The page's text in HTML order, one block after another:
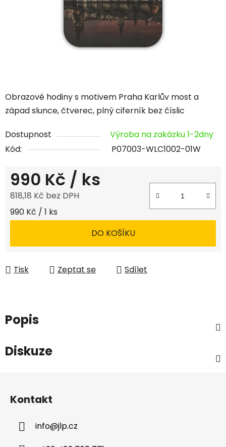
Obrazové hodiny s motivem Praha Karlův most a
západ slunce, čtverec, plný ciferník bez číslic
Dostupnost
Výroba na zakázku 1-2dny
Kód:
P07003-WLC1002-01W
990 Kč / ks
818,18 Kč bez DPH
Měrná cena:
990 Kč / 1 ks
DO KOŠÍKU
Tisk Zeptat se Sdílet
Popis
Diskuze
Kontakt
info@jlp.cz